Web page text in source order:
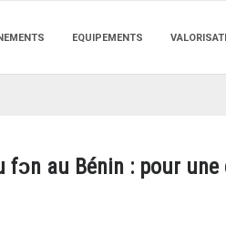
EQUIPEMENTS
au Bénin : pour